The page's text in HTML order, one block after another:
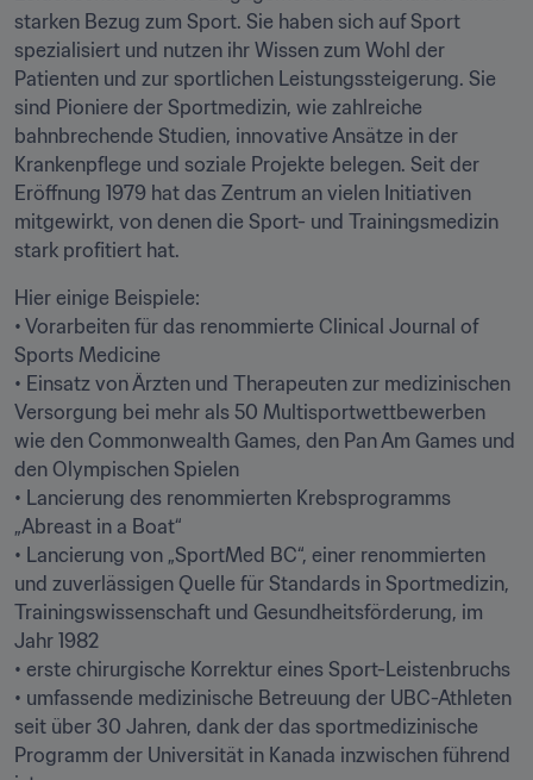
starken Bezug zum Sport. Sie haben sich auf Sport
spezialisiert und nutzen ihr Wissen zum Wohl der
Patienten und zur sportlichen Leistungssteigerung. Sie
sind Pioniere der Sportmedizin, wie zahlreiche
bahnbrechende Studien, innovative Ansätze in der
Krankenpflege und soziale Projekte belegen. Seit der
Eröffnung 1979 hat das Zentrum an vielen Initiativen
mitgewirkt, von denen die Sport- und Trainingsmedizin
stark profitiert hat.
Hier einige Beispiele:
• Vorarbeiten für das renommierte Clinical Journal of
Sports Medicine
• Einsatz von Ärzten und Therapeuten zur medizinischen
Versorgung bei mehr als 50 Multisportwettbewerben
wie den Commonwealth Games, den Pan Am Games und
den Olympischen Spielen
• Lancierung des renommierten Krebsprogramms
„Abreast in a Boat“
• Lancierung von „SportMed BC“, einer renommierten
und zuverlässigen Quelle für Standards in Sportmedizin,
Trainingswissenschaft und Gesundheitsförderung, im
Jahr 1982
• erste chirurgische Korrektur eines Sport-Leistenbruchs
• umfassende medizinische Betreuung der UBC-Athleten
seit über 30 Jahren, dank der das sportmedizinische
Programm der Universität in Kanada inzwischen führend